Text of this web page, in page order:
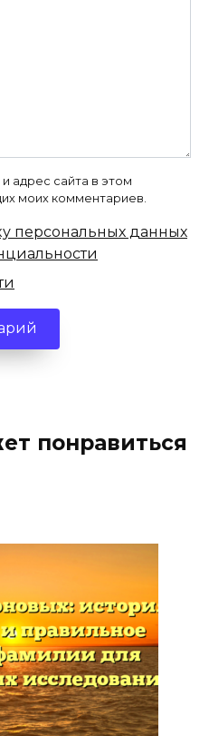
адрес сайта в этом
моих комментариев.
персональных данных
понравиться